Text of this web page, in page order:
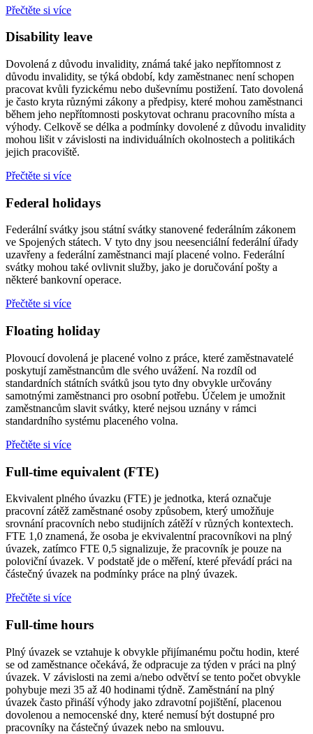
Přečtěte si více
Disability leave
Dovolená z důvodu invalidity, známá také jako nepřítomnost z
důvodu invalidity, se týká období, kdy zaměstnanec není schopen
pracovat kvůli fyzickému nebo duševnímu postižení. Tato dovolená
je často kryta různými zákony a předpisy, které mohou zaměstnanci
během jeho nepřítomnosti poskytovat ochranu pracovního místa a
výhody. Celkově se délka a podmínky dovolené z důvodu invalidity
mohou lišit v závislosti na individuálních okolnostech a politikách
jejich pracoviště.
Přečtěte si více
Federal holidays
Federální svátky jsou státní svátky stanovené federálním zákonem
ve Spojených státech. V tyto dny jsou neesenciální federální úřady
uzavřeny a federální zaměstnanci mají placené volno. Federální
svátky mohou také ovlivnit služby, jako je doručování pošty a
některé bankovní operace.
Přečtěte si více
Floating holiday
Plovoucí dovolená je placené volno z práce, které zaměstnavatelé
poskytují zaměstnancům dle svého uvážení. Na rozdíl od
standardních státních svátků jsou tyto dny obvykle určovány
samotnými zaměstnanci pro osobní potřebu. Účelem je umožnit
zaměstnancům slavit svátky, které nejsou uznány v rámci
standardního systému placeného volna.
Přečtěte si více
Full-time equivalent (FTE)
Ekvivalent plného úvazku (FTE) je jednotka, která označuje
pracovní zátěž zaměstnané osoby způsobem, který umožňuje
srovnání pracovních nebo studijních zátěží v různých kontextech.
FTE 1,0 znamená, že osoba je ekvivalentní pracovníkovi na plný
úvazek, zatímco FTE 0,5 signalizuje, že pracovník je pouze na
poloviční úvazek. V podstatě jde o měření, které převádí práci na
částečný úvazek na podmínky práce na plný úvazek.
Přečtěte si více
Full-time hours
Plný úvazek se vztahuje k obvykle přijímanému počtu hodin, které
se od zaměstnance očekává, že odpracuje za týden v práci na plný
úvazek. V závislosti na zemi a/nebo odvětví se tento počet obvykle
pohybuje mezi 35 až 40 hodinami týdně. Zaměstnání na plný
úvazek často přináší výhody jako zdravotní pojištění, placenou
dovolenou a nemocenské dny, které nemusí být dostupné pro
pracovníky na částečný úvazek nebo na smlouvu.